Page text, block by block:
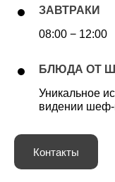
ЗАВТРАКИ
08:00 − 12:00
БЛЮДА ОТ
Уникальное
видении
Контакты